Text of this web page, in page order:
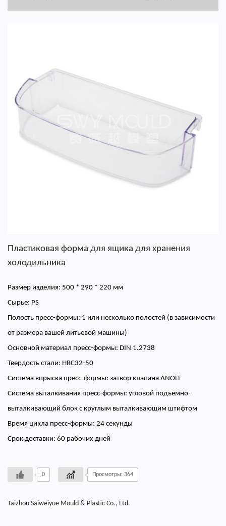
Пластиковая форма для ящика для хранения
холодильника
Размер изделия: 500 * 290 * 220 мм
Сырье: PS
Полость пресс-формы: 1 или несколько полостей (в зависимости
от размера вашей литьевой машины)
Основной материал пресс-формы: DIN 1.2738
Твердость стали: HRC32-50
Система впрыска пресс-формы: затвор клапана ANOLE
Система выталкивания пресс-формы: угловой подъемно-
выталкивающий блок с круглым выталкивающим штифтом
Время цикла пресс-формы: 24 секунды
Срок доставки: 60 рабочих дней
0 Просмотры: 364
Taizhou Saiweiyue Mould & Plastic Co., Ltd.